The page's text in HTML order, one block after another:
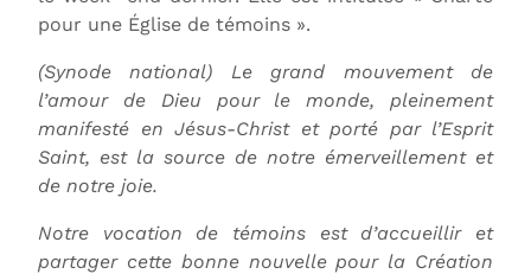
pour une Église de témoins ».
(Synode national) Le grand mouvement de
l’amour de Dieu pour le monde, pleinement
manifesté en Jésus-Christ et porté par l’Esprit
Saint, est la source de notre émerveillement et
de notre joie.
Notre vocation de témoins est d’accueillir et
partager cette bonne nouvelle pour la Création